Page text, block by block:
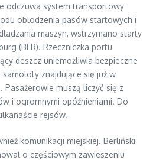
odczuwa system transportowy
oblodzenia pasów startowych i
maszyn, wstrzymano starty
(BER). Rzeczniczka portu
deszcz uniemożliwia bezpieczne
znajdujące się już w
muszą liczyć się z
i ogromnymi opóźnieniami. Do
rejsów.
komunikacji miejskiej. Berliński
o częściowym zawieszeniu